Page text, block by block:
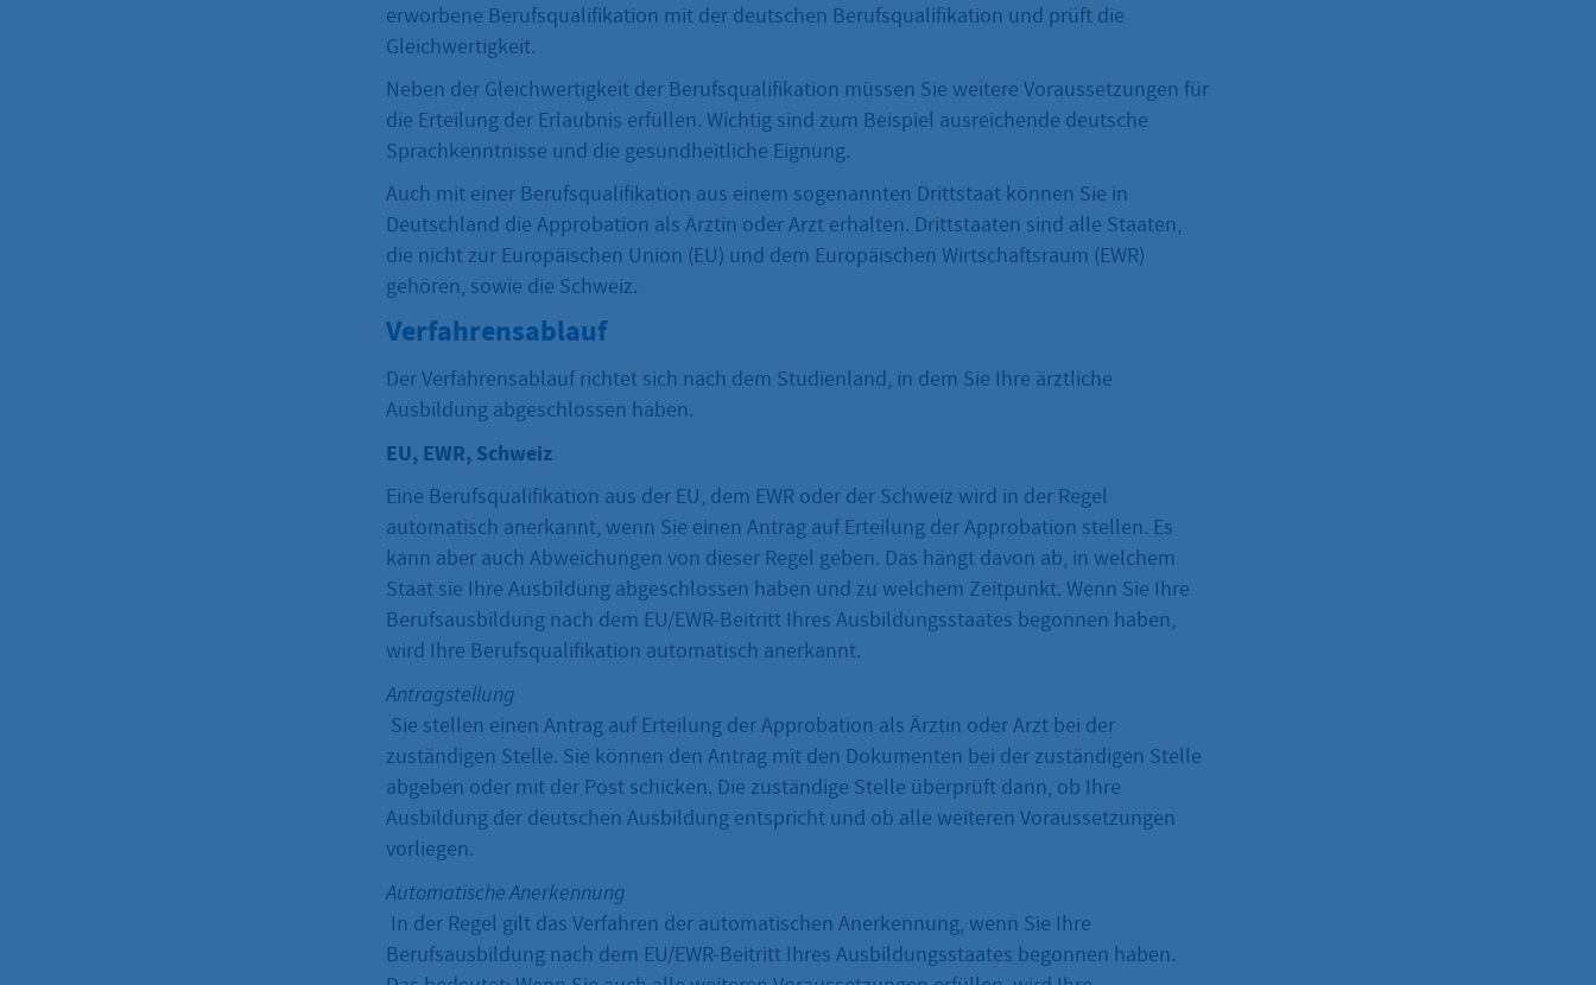
erworbene Berufsqualifikation mit der deutschen Berufsqualifikation und prüft die
Gleichwertigkeit.
Neben der Gleichwertigkeit der Berufsqualifikation müssen Sie weitere Voraussetzungen für
die Erteilung der Erlaubnis erfüllen. Wichtig sind zum Beispiel ausreichende deutsche
Sprachkenntnisse und die gesundheitliche Eignung.
Auch mit einer Berufsqualifikation aus einem sogenannten Drittstaat können Sie in
Deutschland die Approbation als Ärztin oder Arzt erhalten. Drittstaaten sind alle Staaten,
die nicht zur Europäischen Union (EU) und dem Europäischen Wirtschaftsraum (EWR)
gehören, sowie die Schweiz.
Verfahrensablauf
Der Verfahrensablauf richtet sich nach dem Studienland, in dem Sie Ihre ärztliche
Ausbildung abgeschlossen haben.
EU, EWR, Schweiz
Eine Berufsqualifikation aus der EU, dem EWR oder der Schweiz wird in der Regel
automatisch anerkannt, wenn Sie einen Antrag auf Erteilung der Approbation stellen. Es
kann aber auch Abweichungen von dieser Regel geben. Das hängt davon ab, in welchem
Staat sie Ihre Ausbildung abgeschlossen haben und zu welchem Zeitpunkt. Wenn Sie Ihre
Berufsausbildung nach dem EU/EWR-Beitritt Ihres Ausbildungsstaates begonnen haben,
wird Ihre Berufsqualifikation automatisch anerkannt.
Antragstellung
Sie stellen einen Antrag auf Erteilung der Approbation als Ärztin oder Arzt bei der
zuständigen Stelle. Sie können den Antrag mit den Dokumenten bei der zuständigen Stelle
abgeben oder mit der Post schicken. Die zuständige Stelle überprüft dann, ob Ihre
Ausbildung der deutschen Ausbildung entspricht und ob alle weiteren Voraussetzungen
vorliegen.
Automatische Anerkennung
In der Regel gilt das Verfahren der automatischen Anerkennung, wenn Sie Ihre
Berufsausbildung nach dem EU/EWR-Beitritt Ihres Ausbildungsstaates begonnen haben.